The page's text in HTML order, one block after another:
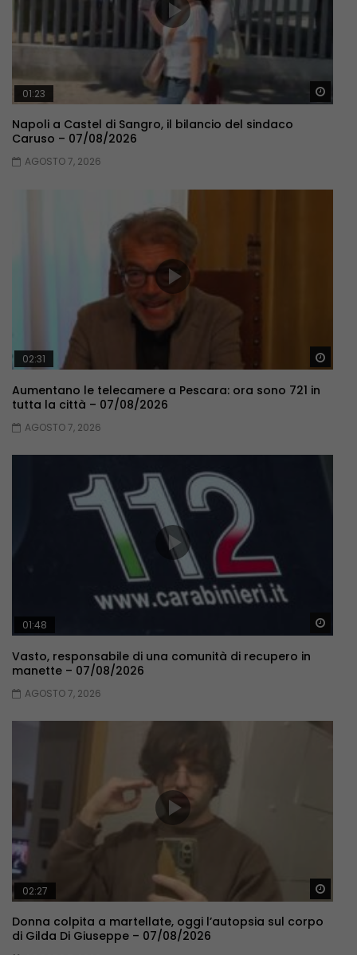
01:23
Napoli a Castel di Sangro, il bilancio del sindaco
Caruso – 07/08/2026
AGOSTO 7, 2026
02:31
Aumentano le telecamere a Pescara: ora sono 721 in
tutta la città – 07/08/2026
AGOSTO 7, 2026
01:48
Vasto, responsabile di una comunità di recupero in
manette – 07/08/2026
AGOSTO 7, 2026
02:27
Donna colpita a martellate, oggi l’autopsia sul corpo
di Gilda Di Giuseppe – 07/08/2026